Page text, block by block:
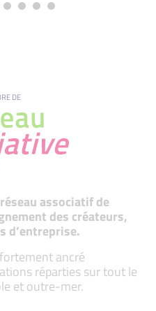
DE
associatif de
des créateurs,
d’entreprise.
ancré
réparties sur tout le
et outre-mer.